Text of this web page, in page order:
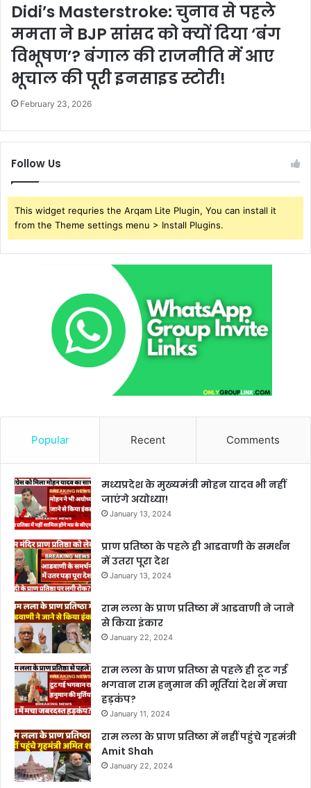
Didi’s Masterstroke: चुनाव से पहले
ममता ने BJP सांसद को क्यों दिया ‘बंग
विभूषण’? बंगाल की राजनीति में आए
भूचाल की पूरी इनसाइड स्टोरी!
February 23, 2026
Follow Us
This widget requries the Arqam Lite Plugin, You can install it
from the Theme settings menu > Install Plugins.
Popular Recent Comments
मध्यप्रदेश के मुख्यमंत्री मोहन यादव भी नहीं
जाएंगे अयोध्या!
January 13, 2024
प्राण प्रतिष्ठा के पहले ही आडवाणी के समर्थन
में उतरा पूरा देश
January 13, 2024
राम लला के प्राण प्रतिष्ठा में आडवाणी ने जाने
से किया इंकार
January 22, 2024
राम लला के प्राण प्रतिष्ठा से पहले ही टूट गई
भगवान राम हनुमान की मूर्तियां देश में मचा
हड़कंप?
January 11, 2024
राम लला के प्राण प्रतिष्ठा में नहीं पहुंचे गृहमंत्री
Amit Shah
January 22, 2024